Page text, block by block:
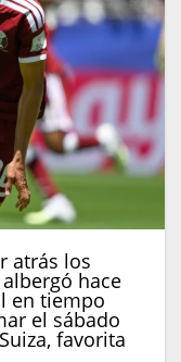
atrás los
hace
en tiempo
el sábado
favorita